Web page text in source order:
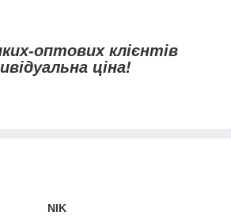
оптових клієнтів
ціна!
NIK